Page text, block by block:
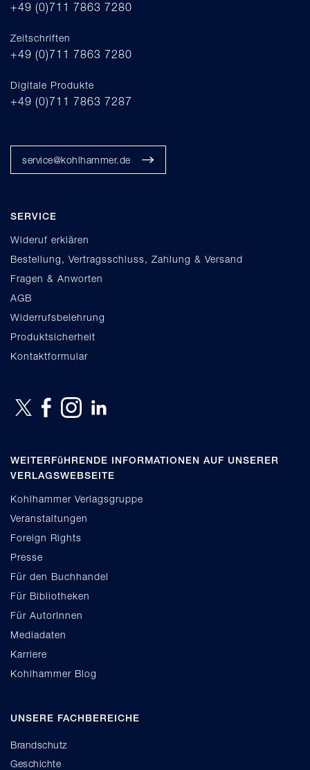
+49 (0)711 7863 7280
Zeitschriften
+49 (0)711 7863 7280
Digitale Produkte
+49 (0)711 7863 7287
service@kohlhammer.de
SERVICE
Wideruf erklären
Bestellung, Vertragsschluss, Zahlung & Versand
Fragen & Anworten
AGB
Widerrufsbelehrung
Produktsicherheit
Kontaktformular
WEITERFüHRENDE INFORMATIONEN AUF UNSERER
VERLAGSWEBSEITE
Kohlhammer Verlagsgruppe
Veranstaltungen
Foreign Rights
Presse
Für den Buchhandel
Für Bibliotheken
Für AutorInnen
Mediadaten
Karriere
Kohlhammer Blog
UNSERE FACHBEREICHE
Brandschutz
Geschichte